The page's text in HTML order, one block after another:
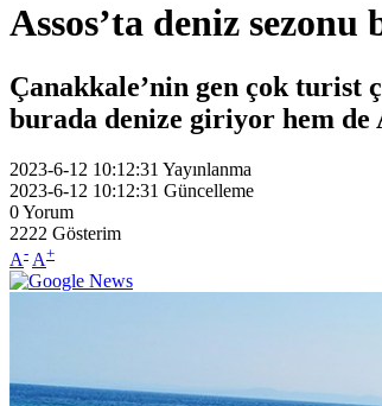
Assos’ta deniz sezonu
Çanakkale’nin gen çok turist
burada denize giriyor hem de
2023-6-12 10:12:31 Yayınlanma
2023-6-12 10:12:31 Güncelleme
0Yorum
2222 Gösterim
A- A+